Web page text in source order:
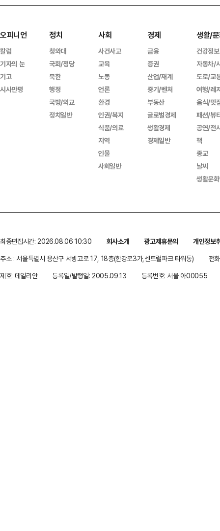
오피니언
칼럼
기자의 눈
기고
시사만평
정치
청와대
국회/정당
북한
행정
국방/외교
정치일반
사회
사건사고
교육
노동
언론
환경
인권/복지
식품/의료
지역
인물
사회일반
경제
금융
증권
산업/재계
중기/벤처
부동산
글로벌경제
생활경제
경제일반
생활/
건강정보
자동차/
도로/교
여행/레
음식/맛
패션/뷰
공연/전
책
종교
날씨
생활문
최종편집시간: 2026.08.06 10:30 회사소개 광고제휴문의
개인정보
주소 : 서울특별시 용산구 서빙고로 17, 18층(한강로3가,센트럴파크 타워동)
전
제호: 데일리안
등록일/발행일: 2005.09.13 등록번호: 서울 아00055